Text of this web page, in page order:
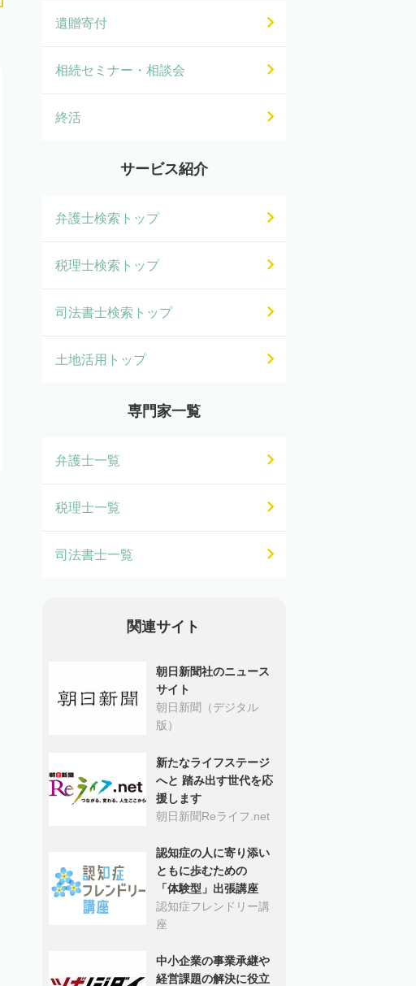
遺贈寄付
相続セミナー・相談会
終活
サービス紹介
弁護士検索トップ
税理士検索トップ
司法書士検索トップ
土地活用トップ
専門家一覧
弁護士一覧
税理士一覧
司法書士一覧
関連サイト
朝日新聞社のニュース
サイト
朝日新聞（デジタル
版）
新たなライフステージ
へと 踏み出す世代を応
援します
朝日新聞Reライフ.net
認知症の人に寄り添い
ともに歩むための
「体験型」出張講座
認知症フレンドリー講
座
中小企業の事業承継や
経営課題の解決に役立